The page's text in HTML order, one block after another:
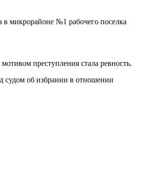
в микрорайоне №1 рабочего поселка
преступления стала ревность.
судом об избрании в отношении